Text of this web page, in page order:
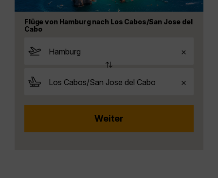
Flüge von Hamburg nach Los Cabos/San Jose del
Cabo